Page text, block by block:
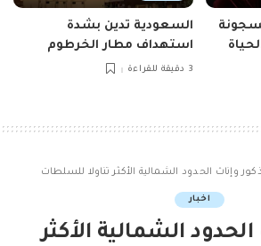
السعودية تدين بشدة
استهداف مطار الخرطوم
3 دقيقة للقراءة
ذكور وإناث الحدود الشمالية الأكثر تناولا للسلطات
اخبار
الشمالية الأكثر